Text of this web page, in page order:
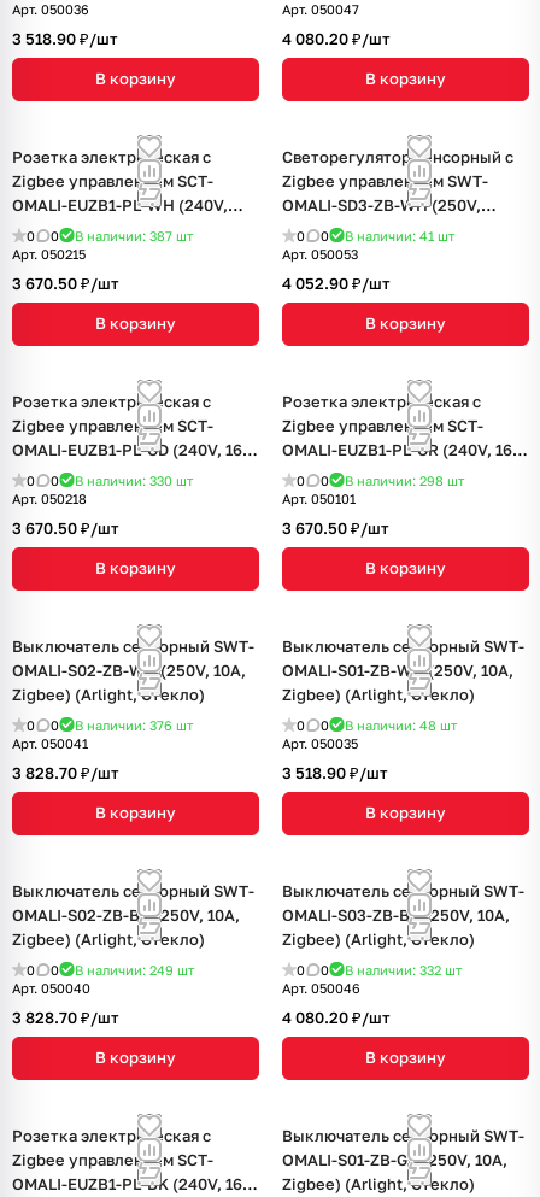
Арт. 050036
3 518.90 ₽/шт
В корзину
Арт. 050047
4 080.20 ₽/шт
В корзину
Розетка электрическая с
Zigbee управлением SCT-
OMALI-EUZB1-PL-WH (240V,
16A, Zigbee) (Arlight, -)
0 0 В наличии: 387 шт
Арт. 050215
3 670.50 ₽/шт
В корзину
Светорегулятор сенсорный с
Zigbee управлением SWT-
OMALI-SD3-ZB-WH (250V,
500W) (Arlight, Стекло)
0 0 В наличии: 41 шт
Арт. 050053
4 052.90 ₽/шт
В корзину
Розетка электрическая с
Zigbee управлением SCT-
OMALI-EUZB1-PL-GD (240V, 16A,
Zigbee) (Arlight, -)
0 0 В наличии: 330 шт
Арт. 050218
3 670.50 ₽/шт
В корзину
Розетка электрическая с
Zigbee управлением SCT-
OMALI-EUZB1-PL-GR (240V, 16A,
Zigbee) (Arlight, -)
0 0 В наличии: 298 шт
Арт. 050101
3 670.50 ₽/шт
В корзину
Выключатель сенсорный SWT-
OMALI-S02-ZB-WH (250V, 10A,
Zigbee) (Arlight, Стекло)
0 0 В наличии: 376 шт
Арт. 050041
3 828.70 ₽/шт
В корзину
Выключатель сенсорный SWT-
OMALI-S01-ZB-WH (250V, 10A,
Zigbee) (Arlight, Стекло)
0 0 В наличии: 48 шт
Арт. 050035
3 518.90 ₽/шт
В корзину
Выключатель сенсорный SWT-
OMALI-S02-ZB-BK (250V, 10A,
Zigbee) (Arlight, Стекло)
0 0 В наличии: 249 шт
Арт. 050040
3 828.70 ₽/шт
В корзину
Выключатель сенсорный SWT-
OMALI-S03-ZB-BK (250V, 10A,
Zigbee) (Arlight, Стекло)
0 0 В наличии: 332 шт
Арт. 050046
4 080.20 ₽/шт
В корзину
Розетка электрическая с
Zigbee управлением SCT-
OMALI-EUZB1-PL-BK (240V, 16A,
Выключатель сенсорный SWT-
OMALI-S01-ZB-GD (250V, 10A,
Zigbee) (Arlight, Стекло)